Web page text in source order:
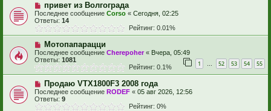
привет из Волгограда
Последнее сообщение Corso « Сегодня, 02:25
Ответы: 14
Рейтинг: 0.01%
Мотопапарацци
Последнее сообщение Cherepoher« Вчера, 05:49
Ответы: 1081 1 … 52 53 54 55
Рейтинг: 0.1%
Продаю VTX1800F3 2008 года
Последнее сообщение RODEF « 05 авг 2026, 12:56
Ответы: 9
Рейтинг: 0%